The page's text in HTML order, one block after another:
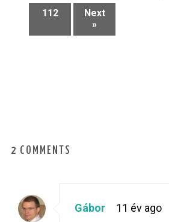
112
Next
»
2 COMMENTS
Gábor 11 év ago